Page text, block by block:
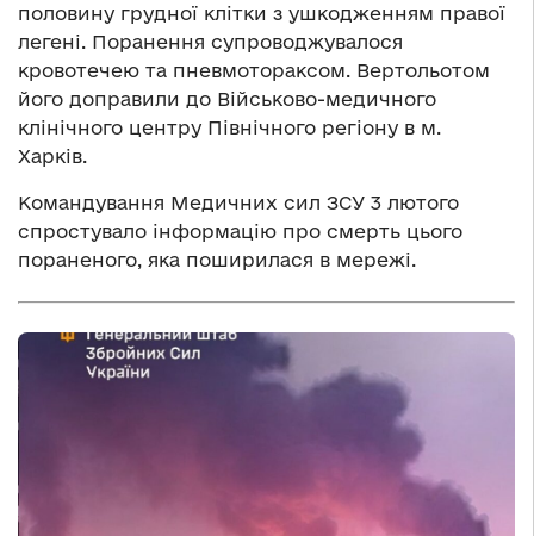
половину грудної клітки з ушкодженням правої
легені. Поранення супроводжувалося
кровотечею та пневмотораксом. Вертольотом
його доправили до Військово-медичного
клінічного центру Північного регіону в м.
Харків.
Командування Медичних сил ЗСУ 3 лютого
спростувало інформацію про смерть цього
пораненого, яка поширилася в мережі.